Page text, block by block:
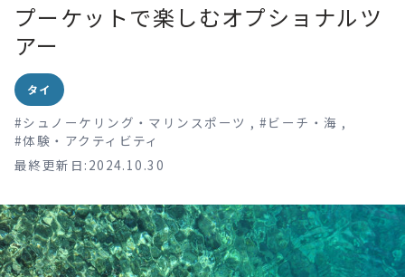
プーケットで楽しむオプショナルツ
アー
タイ
#シュノーケリング・マリンスポーツ , # ビーチ・海 ,
#体験・アクティビティ
最終更新日:2024.10.30